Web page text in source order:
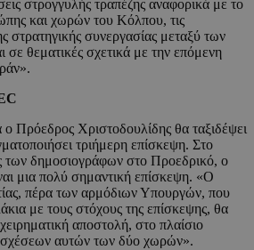
στρογγυλής τραπέζης αναφορικά με το
και χωρών του Κόλπου, τις
στρατηγικής συνεργασίας μεταξύ των
θεματικές σχετικά με την επόμενη
Πρόεδρος Χριστοδουλίδης θα ταξιδέψει
τριήμερη επίσκεψη. Στο
των δημοσιογράφων στο Προεδρικό, ο
μια πολύ σημαντική επίσκεψη. «Ο
πέρα των αρμόδιων Υπουργών, που
με τους στόχους της επίσκεψης, θα
αποστολή, στο πλαίσιο
σχέσεων αυτών των δύο χωρών».